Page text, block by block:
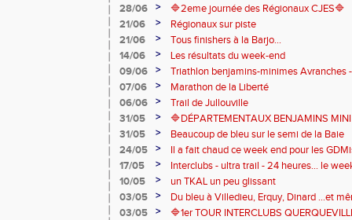
28/06
>
🔷️2eme journée des Régionaux CJES🔷️
21/06
>
Régionaux sur piste
21/06
>
Tous finishers à la Barjo...
14/06
>
Les résultats du week-end
09/06
>
Triathlon benjamins-minimes Avranches
07/06
>
Marathon de la Liberté
06/06
>
Trail de Jullouville
31/05
>
🔷DÉPARTEMENTAUX BENJAMINS
31/05
>
Beaucoup de bleu sur le semi de la Baie
24/05
>
Il a fait chaud ce week end pour les
de compétitions
17/05 >
Interclubs - ultra trail - 24 heures... le
riche en émotions
10/05 >
un TKAL un peu glissant
03/05
>
Du bleu à Villedieu, Erquy, Dinard ...et
03/05
>
🔷️1er TOUR INTERCLUBS